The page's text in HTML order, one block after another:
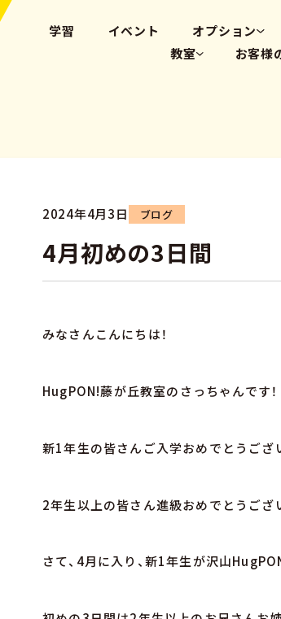
学習 イベント オプション
教室
お客様
2024年4月3日 ブログ
4月初めの3日間
みなさんこんにちは！
HugPON!藤が丘教室のさっちゃんです！
新1年生の皆さんご入学おめでとうござ
2年生以上の皆さん進級おめでとうござ
さて、4月に入り、新1年生が沢山